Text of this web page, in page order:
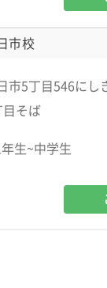
市校
市5丁目546にし
目そば
生~中学生